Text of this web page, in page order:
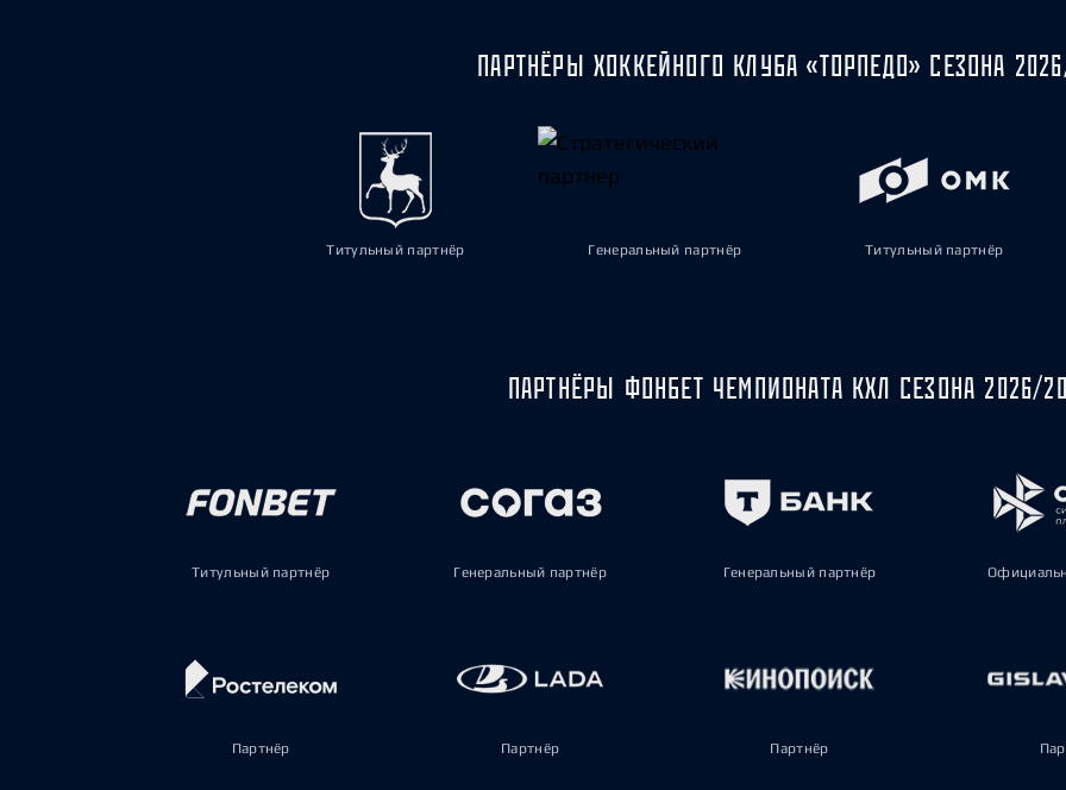
ПАРТНЁРЫ ХОККЕЙНОГО КЛУБА «ТОРПЕДО» СЕЗОНА
Титульный партнёр Генеральный партнёр Титульный партнёр
ПАРТНЁРЫ ФОНБЕТ ЧЕМПИОНАТА КХЛ СЕЗОНА 2026/
Титульный партнёр Генеральный партнёр Генеральный партнёр
Партнёр Партнёр Партнёр